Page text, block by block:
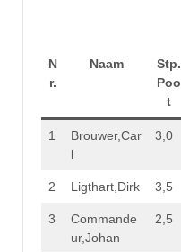
N
r.
Naam
Stp.
Poo
t
1
Brouwer,Car
l
3,0
2 Ligthart,Dirk 3,5
3
Commande
ur,Johan
2,5